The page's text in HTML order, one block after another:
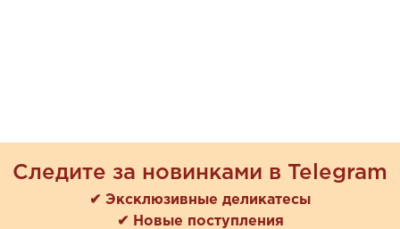
Следите за новинками в Telegram
✔ Эксклюзивные деликатесы
✔ Новые поступления